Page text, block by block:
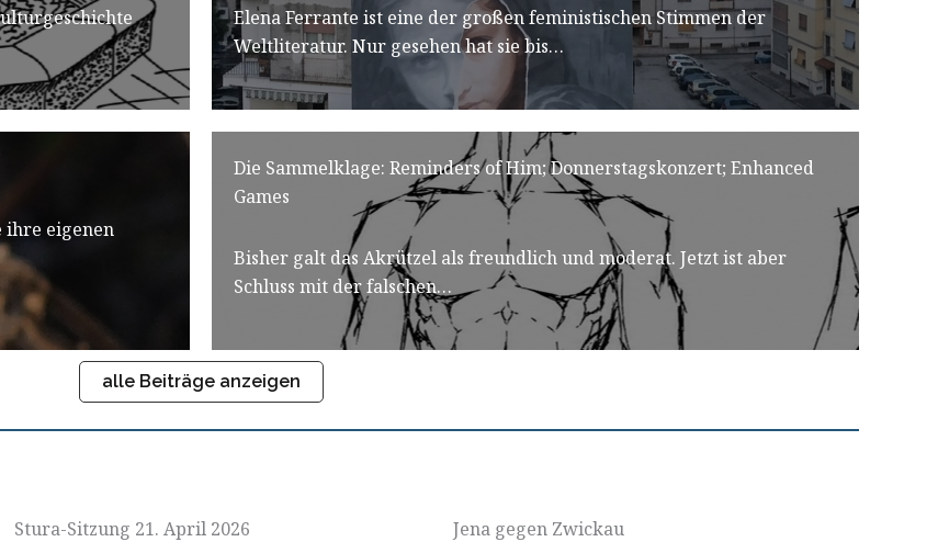
Elena Ferrante ist eine der großen feministischen Stimmen der
Weltliteratur. Nur gesehen hat sie bis…
ihre eigenen
Die Sammelklage: Reminders of Him; Donnerstagskonzert; Enhanced
Games
Bisher galt das Akrützel als freundlich und moderat. Jetzt ist aber
Schluss mit der falschen…
alle Beiträge anzeigen
Stura-Sitzung 21. April 2026 Jena gegen Zwickau